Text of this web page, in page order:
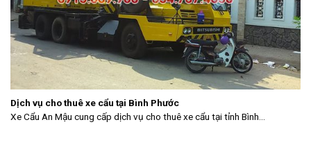
Dịch vụ cho thuê xe cẩu tại Bình Phước
Xe Cẩu An Mậu cung cấp dịch vụ cho thuê xe cẩu tại tỉnh Bình...